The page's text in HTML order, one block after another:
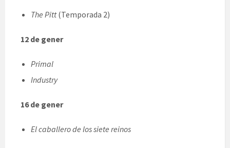
The Pitt(Temporada 2)
12 de gener
Primal
Industry
16 de gener
El caballero de los siete reinos